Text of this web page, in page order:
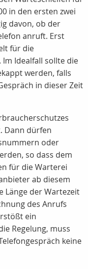
in den ersten zwei
davon, ob der
anruft. Erst
für die
Idealfall sollte die
werden, falls
in dieser Zeit
Dann dürfen
oder
so dass dem
für die Warterei
ab diesem
Länge der Wartezeit
des Anrufs
ein
Regelung, muss
keine